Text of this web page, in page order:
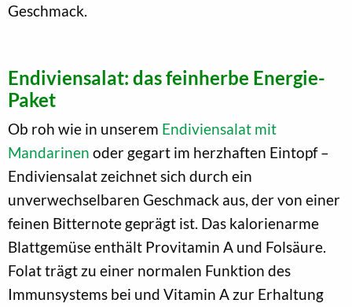
Geschmack.
Endiviensalat: das feinherbe Energie-
Paket
Ob roh wie in unserem Endiviensalat mit
Mandarinen oder gegart im herzhaften Eintopf –
Endiviensalat zeichnet sich durch ein
unverwechselbaren Geschmack aus, der von einer
feinen Bitternote geprägt ist. Das kalorienarme
Blattgemüse enthält Provitamin A und Folsäure.
Folat trägt zu einer normalen Funktion des
Immunsystems bei und Vitamin A zur Erhaltung